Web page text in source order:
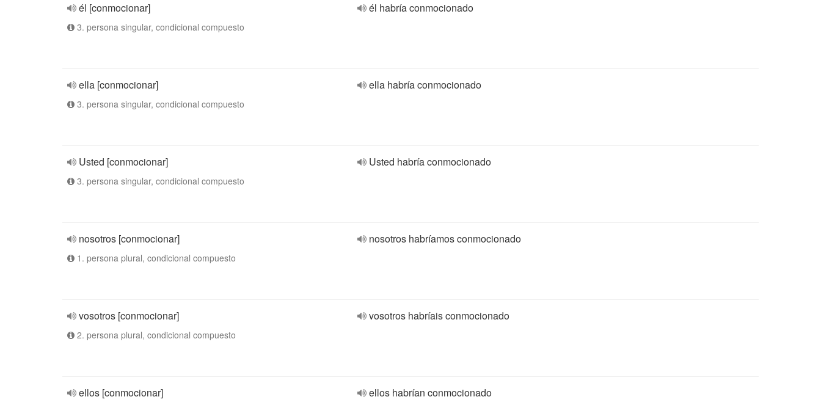
él [conmocionar]
3. persona singular, condicional compuesto
él habría conmocionado
ella [conmocionar]
3. persona singular, condicional compuesto
ella habría conmocionado
Usted [conmocionar]
3. persona singular, condicional compuesto
Usted habría conmocionado
nosotros [conmocionar]
1. persona plural, condicional compuesto
nosotros habríamos conmocionado
vosotros [conmocionar]
2. persona plural, condicional compuesto
vosotros habríais conmocionado
ellos [conmocionar] ellos habrían conmocionado